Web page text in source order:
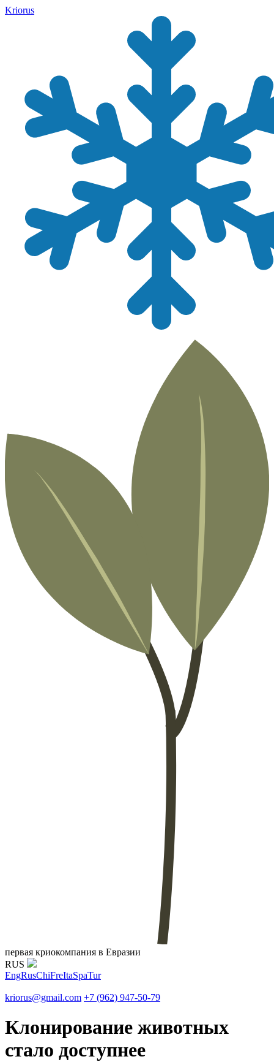
Kriorus
первая криокомпания в Евразии
RUS
EngRusChiFreItaSpaTur
kriorus@gmail.com +7 (962) 947-50-79
Клонирование животных
стало доступнее